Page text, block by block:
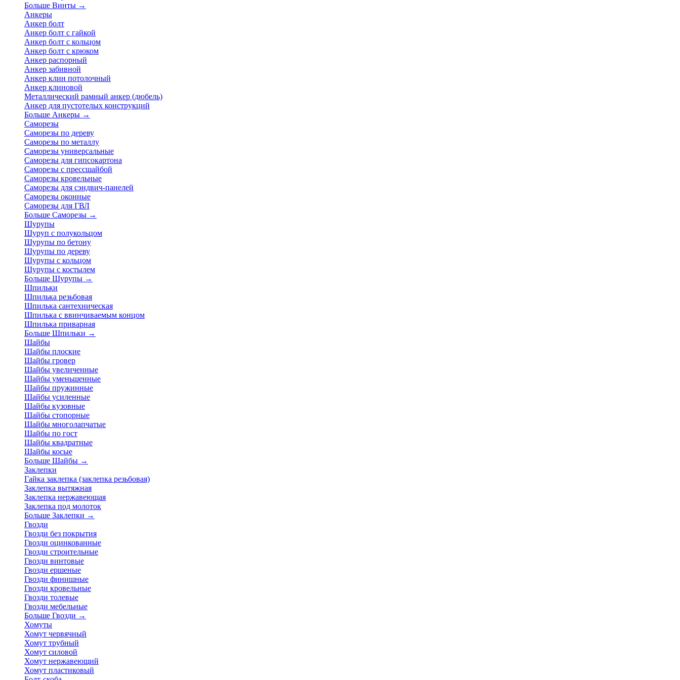
Больше Винты →
Анкеры
Анкер болт
Анкер болт с гайкой
Анкер болт с кольцом
Анкер болт с крюком
Анкер распорный
Анкер забивной
Анкер клин потолочный
Анкер клиновой
Металлический рамный анкер (дюбель)
Анкер для пустотелых конструкций
Больше Анкеры →
Саморезы
Саморезы по дереву
Саморезы по металлу
Саморезы универсальные
Саморезы для гипсокартона
Саморезы с прессшайбой
Саморезы кровельные
Саморезы для сэндвич-панелей
Саморезы оконные
Саморезы для ГВЛ
Больше Саморезы →
Шурупы
Шуруп с полукольцом
Шурупы по бетону
Шурупы по дереву
Шурупы с кольцом
Шурупы с костылем
Больше Шурупы →
Шпильки
Шпилька резьбовая
Шпилька сантехническая
Шпилька с ввинчиваемым концом
Шпилька приварная
Больше Шпильки →
Шайбы
Шайбы плоские
Шайбы гровер
Шайбы увеличенные
Шайбы уменьшенные
Шайбы пружинные
Шайбы усиленные
Шайбы кузовные
Шайбы стопорные
Шайбы многолапчатые
Шайбы по гост
Шайбы квадратные
Шайбы косые
Больше Шайбы →
Заклепки
Гайка заклепка (заклепка резьбовая)
Заклепка вытяжная
Заклепка нержавеющая
Заклепка под молоток
Больше Заклепки →
Гвозди
Гвозди без покрытия
Гвозди оцинкованные
Гвозди строительные
Гвозди винтовые
Гвозди ершеные
Гвозди финишные
Гвозди кровельные
Гвозди толевые
Гвозди мебельные
Больше Гвозди →
Хомуты
Хомут червячный
Хомут трубный
Хомут силовой
Хомут нержавеющий
Хомут пластиковый